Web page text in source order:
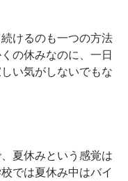
けるのも一つの方法
の休みなのに、一日
い気がしないでもな
夏休みという感覚は
では夏休み中はバイ